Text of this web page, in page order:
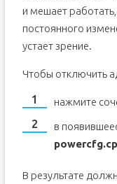
и мешает
постоянного
устает зрение.
Чтобы отключить
нажмите
в
В результате